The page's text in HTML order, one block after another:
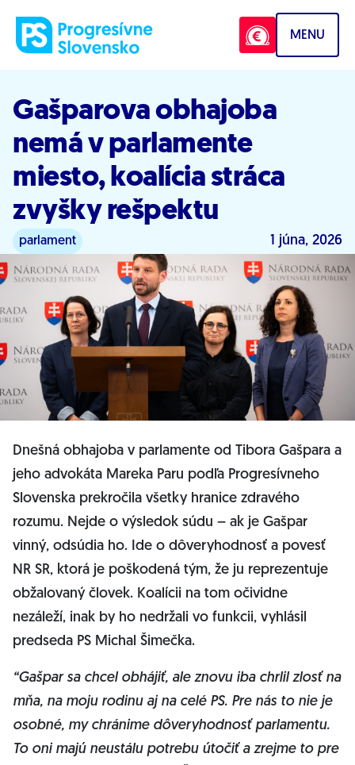
MENU
Gašparova obhajoba
nemá v parlamente
miesto, koalícia stráca
zvyšky rešpektu
parlament 1 júna, 2026
Dnešná obhajoba v parlamente od Tibora Gašpara a
jeho advokáta Mareka Paru podľa Progresívneho
Slovenska prekročila všetky hranice zdravého
rozumu. Nejde o výsledok súdu – ak je Gašpar
vinný, odsúdia ho. Ide o dôveryhodnosť a povesť
NR SR, ktorá je poškodená tým, že ju reprezentuje
obžalovaný človek. Koalícii na tom očividne
nezáleží, inak by ho nedržali vo funkcii, vyhlásil
predseda PS Michal Šimečka.
“Gašpar sa chcel obhájiť, ale znovu iba chrlil zlosť na
mňa, na moju rodinu aj na celé PS. Pre nás to nie je
osobné, my chránime dôveryhodnosť parlamentu.
To oni majú neustálu potrebu útočiť a zrejme to pre